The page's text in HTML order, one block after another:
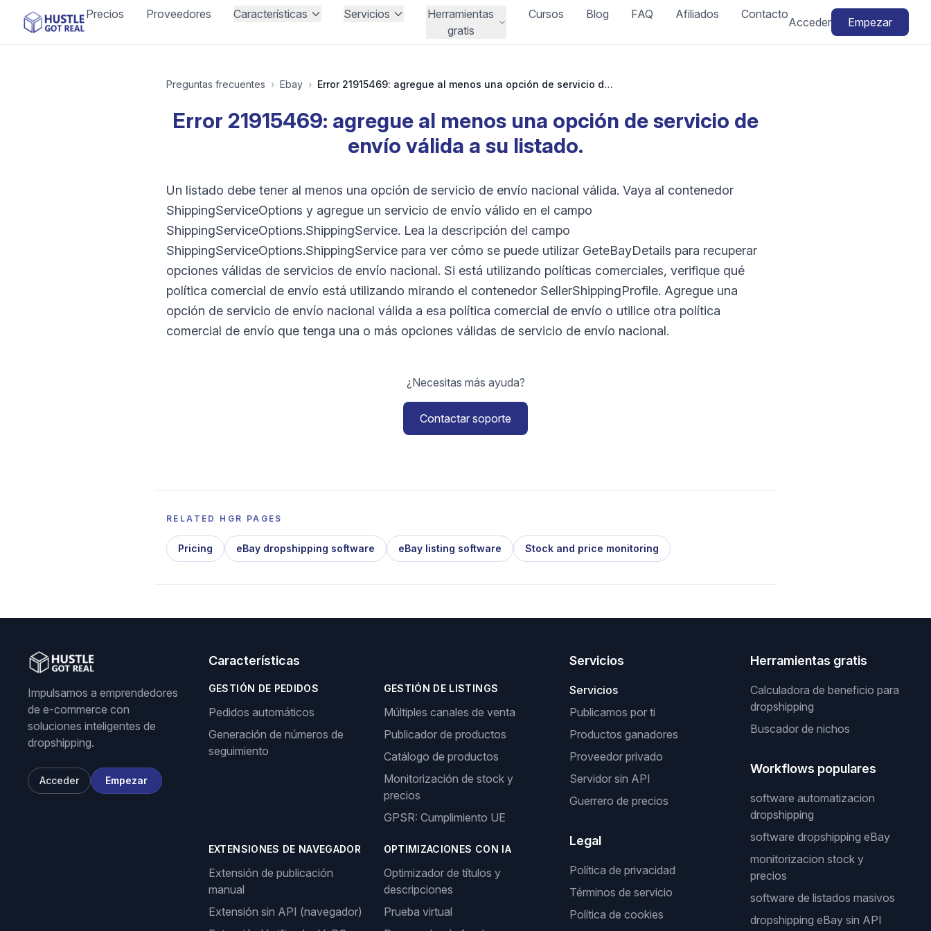
Precios Proveedores Características Servicios
Herramientas
gratis
Cursos Blog FAQ Afiliados Contacto
Acceder Empezar
Preguntas frecuentes › Ebay › Error 21915469: agregue al menos una opción de servicio de envío válida a su listado.
Error 21915469: agregue al menos una opción de servicio de
envío válida a su listado.
Un listado debe tener al menos una opción de servicio de envío nacional válida. Vaya al contenedor
ShippingServiceOptions y agregue un servicio de envío válido en el campo
ShippingServiceOptions.ShippingService. Lea la descripción del campo
ShippingServiceOptions.ShippingService para ver cómo se puede utilizar GeteBayDetails para recuperar
opciones válidas de servicios de envío nacional. Si está utilizando políticas comerciales, verifique qué
política comercial de envío está utilizando mirando el contenedor SellerShippingProfile. Agregue una
opción de servicio de envío nacional válida a esa política comercial de envío o utilice otra política
comercial de envío que tenga una o más opciones válidas de servicio de envío nacional.
¿Necesitas más ayuda?
Contactar soporte
RELATED HGR PAGES
Pricing eBay dropshipping software eBay listing software Stock and price monitoring
Impulsamos a emprendedores
de e-commerce con
soluciones inteligentes de
dropshipping.
Acceder Empezar
Características
GESTIÓN DE PEDIDOS
Pedidos automáticos
Generación de números de
seguimiento
GESTIÓN DE LISTINGS
Múltiples canales de venta
Publicador de productos
Catálogo de productos
Monitorización de stock y
precios
GPSR: Cumplimiento UE
EXTENSIONES DE NAVEGADOR
Extensión de publicación
manual
Extensión sin API (navegador)
OPTIMIZACIONES CON IA
Optimizador de títulos y
descripciones
Prueba virtual
Servicios
Servicios
Publicamos por ti
Productos ganadores
Proveedor privado
Servidor sin API
Guerrero de precios
Legal
Política de privacidad
Términos de servicio
Política de cookies
Herramientas gratis
Calculadora de beneficio para
dropshipping
Buscador de nichos
Workflows populares
software automatizacion
dropshipping
software dropshipping eBay
monitorizacion stock y
precios
software de listados masivos
dropshipping eBay sin API